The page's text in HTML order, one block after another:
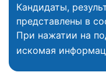
Кандидаты,
представлены в
При нажатии на
искомая